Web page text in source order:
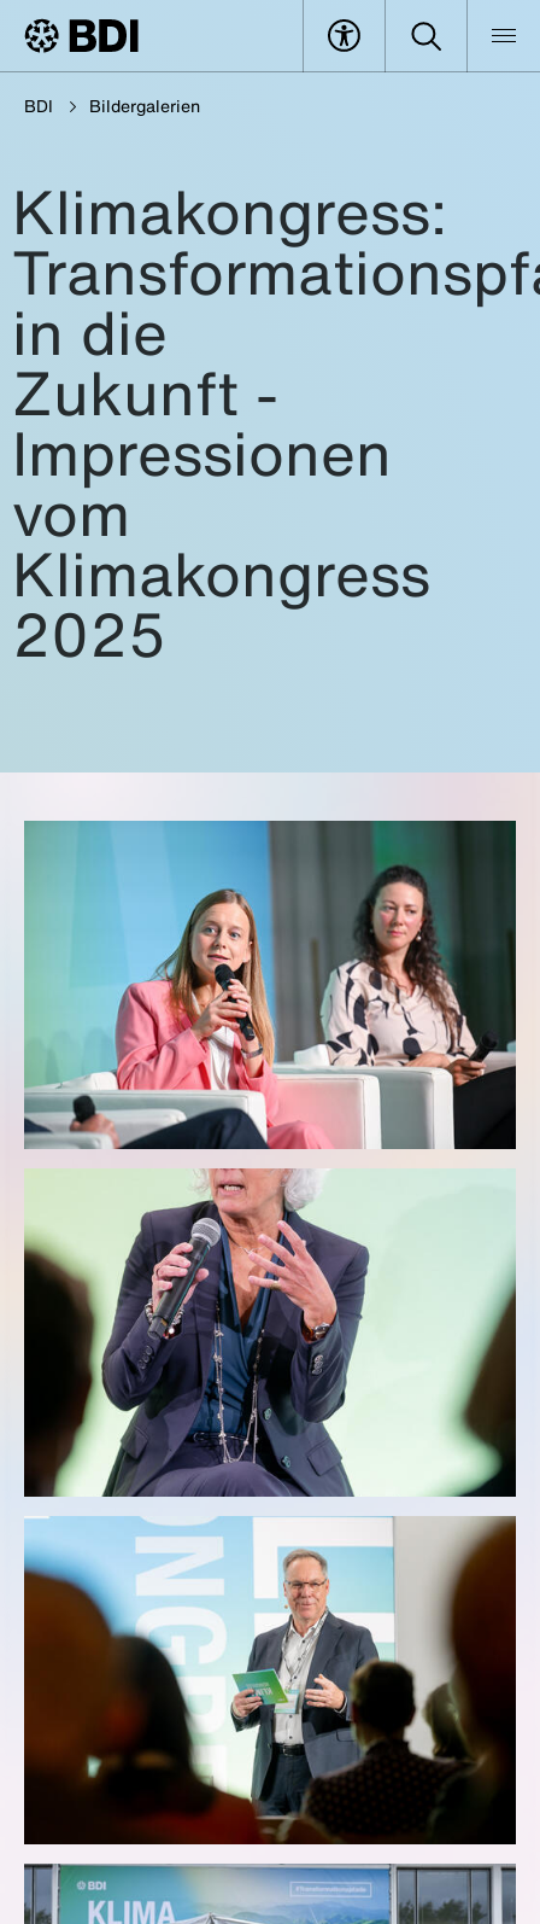
BDI Bildergalerien
Klimakongress:
in die
Zukunft -
Impressionen
vom
Klimakongress
2025